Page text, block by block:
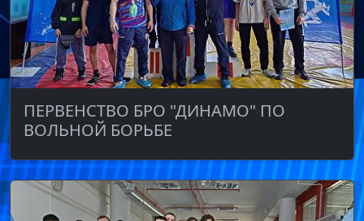
ПЕРВЕНСТВО БРО "ДИНАМО" ПО
ВОЛЬНОЙ БОРЬБЕ